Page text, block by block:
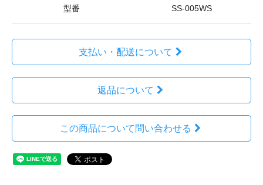
型番 SS-005WS
支払い・配送について
返品について
この商品について問い合わせる